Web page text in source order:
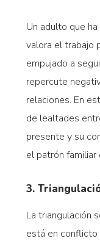
Un adulto que
valora el trabajo
empujado a
repercute
relaciones. En
de lealtades
presente y su
el patrón
3.
La triangulación
está en conflicto